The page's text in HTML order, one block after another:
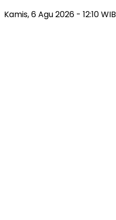
Kamis, 6 Agu 2026 - 12:10 WIB